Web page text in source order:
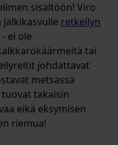
sisältöön! Viro
retkeilyn
ei ole
tai
johdattavat
metsässä
takaisin
eikä eksymisen
riemua!